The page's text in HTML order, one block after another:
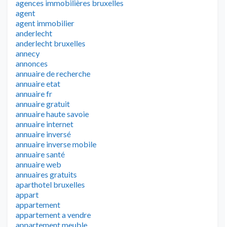
agences immobilières bruxelles
agent
agent immobilier
anderlecht
anderlecht bruxelles
annecy
annonces
annuaire de recherche
annuaire etat
annuaire fr
annuaire gratuit
annuaire haute savoie
annuaire internet
annuaire inversé
annuaire inverse mobile
annuaire santé
annuaire web
annuaires gratuits
aparthotel bruxelles
appart
appartement
appartement a vendre
appartement meuble